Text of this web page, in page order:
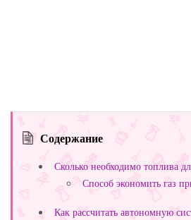
Содержание
Сколько необходимо топлива
Способ экономить газ
Как рассчитать автономную